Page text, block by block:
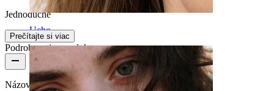
Ucho
Jednoduché
Prečítajte si viac
Podrobnosti o produkte
Názov:Štýlový titánový clicker do pupku